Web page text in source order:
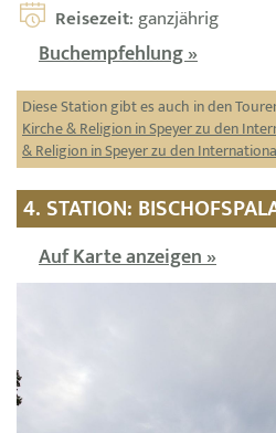
Reisezeit: ganzjährig
Buchempfehlung »
Diese Station gibt es auch in den
Kirche & Religion in Speyer zu den
& Religion in Speyer zu den
4. STATION:
Auf Karte anzeigen »